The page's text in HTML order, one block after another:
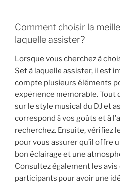
Comment choisir la
laquelle assister?
Lorsque vous cherchez à
Set à laquelle assister, il est
compte plusieurs éléments
expérience mémorable. Tout
sur le style musical du DJ et
correspond à vos goûts et à
recherchez. Ensuite, vérifiez
pour vous assurer qu’il offre
bon éclairage et une
Consultez également les
participants pour avoir une